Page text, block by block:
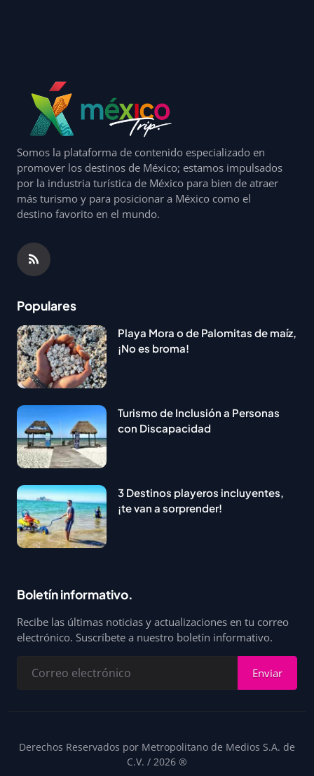
Somos la plataforma de contenido especializado en
promover los destinos de México; estamos impulsados
por la industria turística de México para bien de atraer
más turismo y para posicionar a México como el
destino favorito en el mundo.
Populares
Playa Mora o de Palomitas de maíz,
¡No es broma!
Turismo de Inclusión a Personas
con Discapacidad
3 Destinos playeros incluyentes,
¡te van a sorprender!
Boletín informativo.
Recibe las últimas noticias y actualizaciones en tu correo
electrónico. Suscríbete a nuestro boletín informativo.
Enviar
Derechos Reservados por Metropolitano de Medios S.A. de
C.V. / 2026 ®